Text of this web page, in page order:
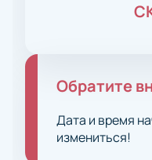
Обратите
Дата и время
измениться!